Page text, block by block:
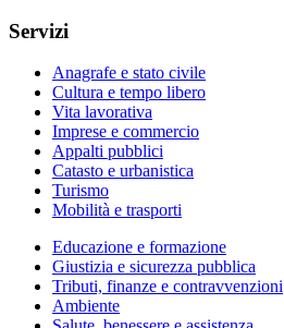
Servizi
Anagrafe e stato civile
Cultura e tempo libero
Vita lavorativa
Imprese e commercio
Appalti pubblici
Catasto e urbanistica
Turismo
Mobilità e trasporti
Educazione e formazione
Giustizia e sicurezza pubblica
Tributi, finanze e contravvenzioni
Ambiente